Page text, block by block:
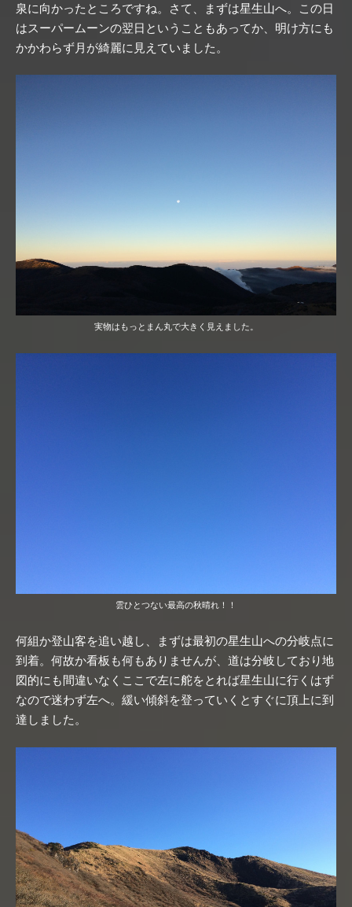
泉に向かったところですね。さて、まずは星生山へ。この日
はスーパームーンの翌日ということもあってか、明け方にも
かかわらず月が綺麗に見えていました。
実物はもっとまん丸で大きく見えました。
雲ひとつない最高の秋晴れ！！
何組か登山客を追い越し、まずは最初の星生山への分岐点に
到着。何故か看板も何もありませんが、道は分岐しており地
図的にも間違いなくここで左に舵をとれば星生山に行くはず
なので迷わず左へ。緩い傾斜を登っていくとすぐに頂上に到
達しました。